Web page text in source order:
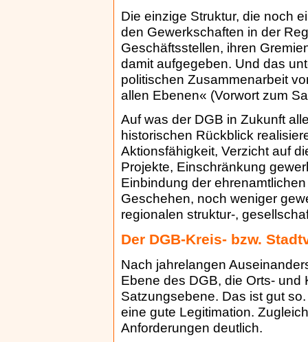
Die einzige Struktur, die noch
den Gewerkschaften in der
Geschäftsstellen, ihren
damit aufgegeben. Und das
politischen Zusammenarbeit
allen Ebenen« (Vorwort zum
Auf was der DGB in Zukunft
historischen Rückblick
Aktionsfähigkeit, Verzicht auf
Projekte, Einschränkung
Einbindung der
Geschehen, noch weniger
regionalen struktur-,
Der DGB-Kreis- bzw.
Nach jahrelangen
Ebene des DGB, die Orts-
Satzungsebene. Das ist gut
eine gute Legitimation.
Anforderungen deutlich.